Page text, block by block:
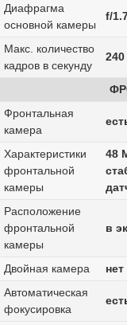
Диафрагма
основной камеры
f/
Макс. количество
кадров в секунду
Фронтальная
камера
Характеристики
фронтальной
камеры
48
Расположение
фронтальной
камеры
в
Двойная камера
нет
Автоматическая
фокусировка